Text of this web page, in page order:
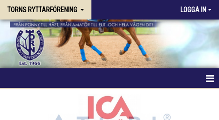
TORNS RYTTARFÖRENING LOGGA IN